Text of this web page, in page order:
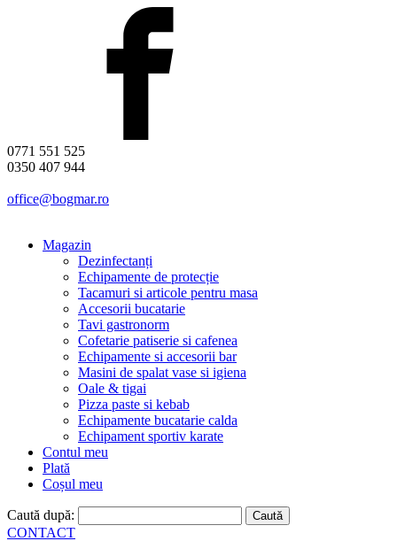
0771 551 525
0350 407 944
office@bogmar.ro
Magazin
Dezinfectanți
Echipamente de protecție
Tacamuri si articole pentru masa
Accesorii bucatarie
Tavi gastronorm
Cofetarie patiserie si cafenea
Echipamente si accesorii bar
Masini de spalat vase si igiena
Oale & tigai
Pizza paste si kebab
Echipamente bucatarie calda
Echipament sportiv karate
Contul meu
Plată
Coșul meu
Caută după:
CONTACT